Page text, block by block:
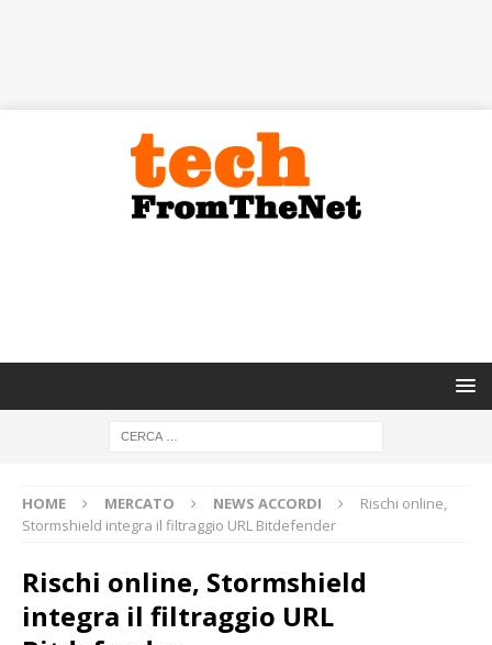
HOME MERCATO NEWS ACCORDI
Rischi online,
Stormshield integra il filtraggio URL Bitdefender
Rischi online, Stormshield
integra il filtraggio URL